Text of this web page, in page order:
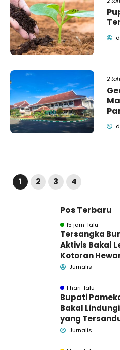
2
1 2 3 4
Pos Terbaru
15 jam lalu
Tersangka
Aktivis Bakal
Kotoran
Kantor Kejari
Jurnalis
1 hari lalu
Bupati
Bakal Lindungi
yang
Dugaan
Jurnalis